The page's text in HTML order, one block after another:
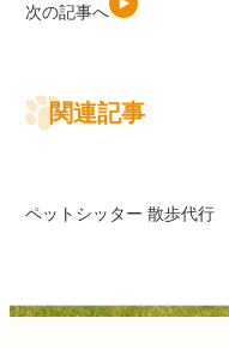
次の記事へ
関連記事
ペットシッター 散歩代行